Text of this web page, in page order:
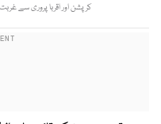
کرپشن اور اقربا پروری سے